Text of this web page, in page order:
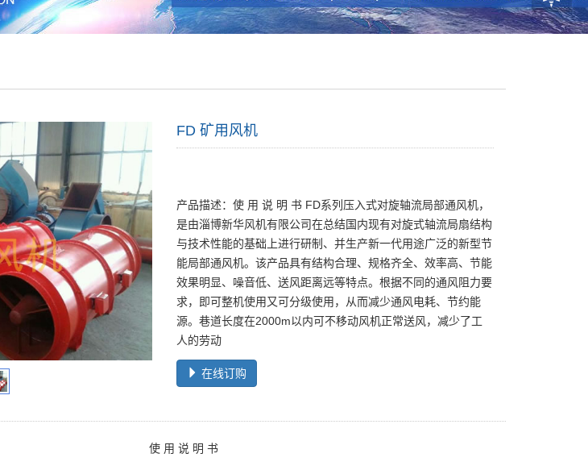
FD 矿用风机
产品描述：使 用 说 明 书 FD系列压入式对旋轴流局部通风机，
是由淄博新华风机有限公司在总结国内现有对旋式轴流局扇结构
与技术性能的基础上进行研制、并生产新一代用途广泛的新型节
能局部通风机。该产品具有结构合理、规格齐全、效率高、节能
效果明显、噪音低、送风距离远等特点。根据不同的通风阻力要
求，即可整机使用又可分级使用，从而减少通风电耗、节约能
源。巷道长度在2000m以内可不移动风机正常送风，减少了工
人的劳动
在线订购
使 用 说 明 书